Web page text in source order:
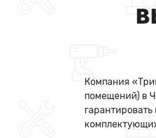
Компания
помещений) в